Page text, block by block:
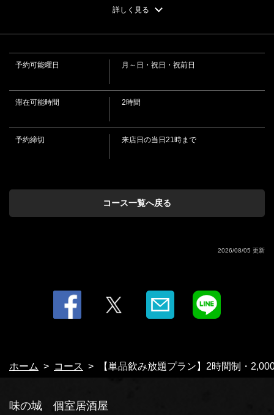
・日本酒(冷酒)
・[水割り/湯割り/ロック] スーパーニッカ/ハイボール
・焼酎
・梅酒
・[水割り/湯割り/ロック]
プ/カシスミルク/カンパリソーダ/カンパリオレンジ/カンパリグレープ/カンパ
ンジャエール) [ウォッカ] ウォッカトニック(レモンの香)/スクリュードライバ
ー(オレンジ)/モスコミュール(ジンジャエール)
詳しく見る
予約可能曜日 月～日・祝日・祝前日
滞在可能時間 2時間
予約締切 来店日の当日21時まで
コース一覧へ戻る
2026/08/05 更新
ホーム コース 【単品飲み放題プラン】2時間制・
【単品飲み放題プラン】2時間制・2,000円（税込） | 味の
https://ajinoshiro-tks.owst.jp/courses/123438593
お店情報をコピー
味の城 個室居酒屋